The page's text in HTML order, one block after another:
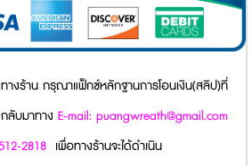
างร้าน กรุณาแฟ็กซ์หลักฐานการโอนเงิน(สลิป)ที่
ลับมาทาง E-mail: puangwreath@gmail.com
2818 เพื่อทางร้านจะได้ดำเนิน